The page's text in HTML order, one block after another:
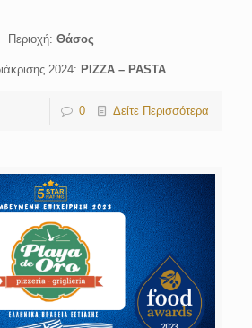
Περιοχή: Θάσος
2024: PIZZA – PASTA
0 Δείτε Περισσότερα